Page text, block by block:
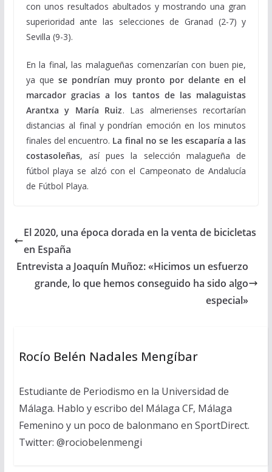
con unos resultados abultados y mostrando una gran
superioridad ante las selecciones de Granad (2-7) y
Sevilla (9-3).
En la final, las malagueñas comenzarían con buen pie,
ya que se pondrían muy pronto por delante en el
marcador gracias a los tantos de las malaguistas
Arantxa y María Ruiz. Las almerienses recortarían
distancias al final y pondrían emoción en los minutos
finales del encuentro. La final no se les escaparía a las
costasoleñas, así pues la selección malagueña de
fútbol playa se alzó con el Campeonato de Andalucía
de Fútbol Playa.
El 2020, una época dorada en la venta de bicicletas
en España
Entrevista a Joaquín Muñoz: «Hicimos un esfuerzo
grande, lo que hemos conseguido ha sido algo
especial»
Rocío Belén Nadales Mengíbar
Estudiante de Periodismo en la Universidad de
Málaga. Hablo y escribo del Málaga CF, Málaga
Femenino y un poco de balonmano en SportDirect.
Twitter: @rociobelenmengi